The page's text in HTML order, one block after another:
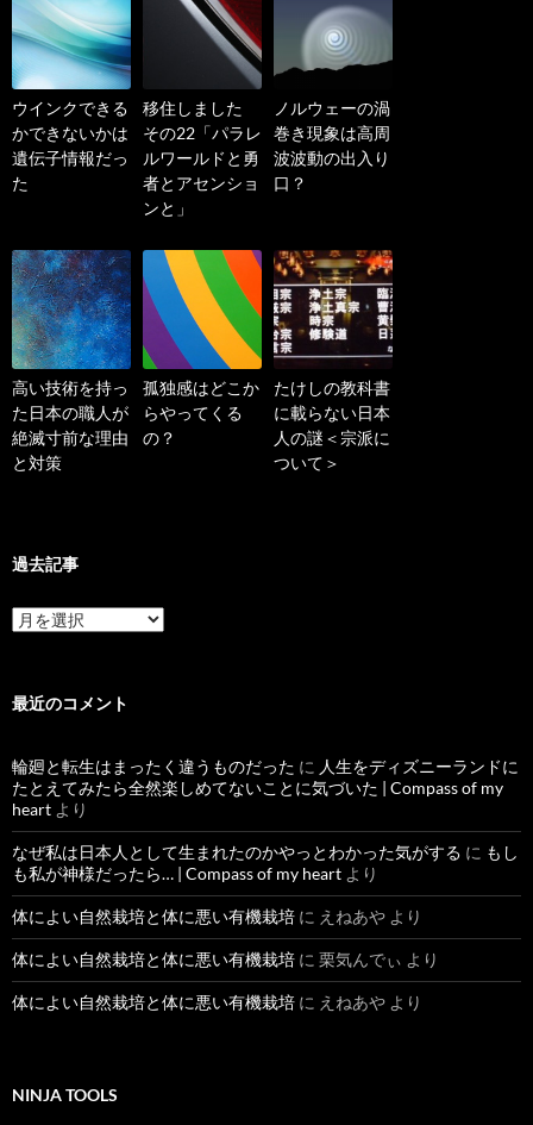
ウインクできる
かできないかは
遺伝子情報だっ
た
移住しました
その22「パラレ
ルワールドと勇
者とアセンショ
ンと」
ノルウェーの渦
巻き現象は高周
波波動の出入り
口？
高い技術を持っ
た日本の職人が
絶滅寸前な理由
と対策
孤独感はどこか
らやってくる
の？
たけしの教科書
に載らない日本
人の謎＜宗派に
ついて＞
過去記事
過
去
最近のコメント
輪廻と転生はまったく違うものだった に 人生をディズニーランドに
たとえてみたら全然楽しめてないことに気づいた | Compass of my
heart より
なぜ私は日本人として生まれたのかやっとわかった気がする に もし
も私が神様だったら… | Compass of my heart より
体によい自然栽培と体に悪い有機栽培 に えねあや より
体によい自然栽培と体に悪い有機栽培 に 栗気んでぃ より
体によい自然栽培と体に悪い有機栽培 に えねあや より
NINJA TOOLS